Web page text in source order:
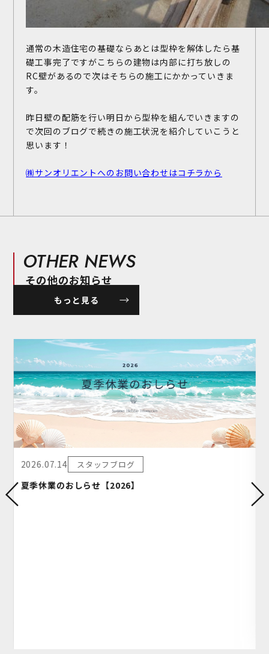
お問い合わせ
施工事例 お客様の声
通常の木造住宅の基礎ならあとは型枠を解体したら基
礎工事完了ですがこちらの建物は内部に打ち放しの
RC壁があるので次はそちらの施工にかかっていきま
す。
昨日壁の配筋を行い明日から型枠を組んでいきますの
で次回のブログで続きの施工状況を紹介していこうと
思います！
㈱サンオリエントへのお問い合わせはコチラから
OTHER NEWS
その他のお知らせ
もっと見る
2026.07.14 スタッフブログ
夏季休業のおしらせ【2026】